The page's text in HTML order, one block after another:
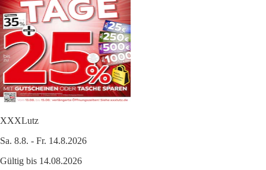
XXXLutz
Sa. 8.8. - Fr. 14.8.2026
Gültig bis 14.08.2026